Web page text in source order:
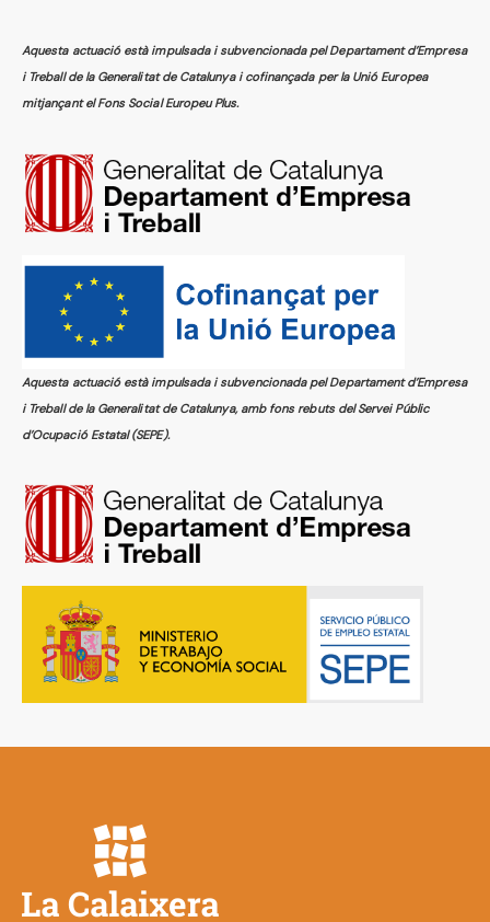
Aquesta actuació està impulsada i subvencionada pel Departament d’Empresa
i Treball de la Generalitat de Catalunya i cofinançada per la Unió Europea
mitjançant el Fons Social Europeu Plus.
Aquesta actuació està impulsada i subvencionada pel Departament d’Empresa
i Treball de la Generalitat de Catalunya, amb fons rebuts del Servei Públic
d’Ocupació Estatal (SEPE).